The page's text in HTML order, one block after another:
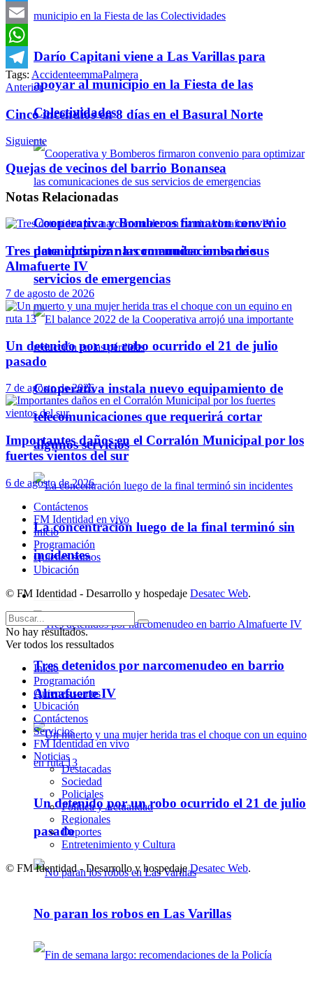
Darío Capitani viene a Las Varillas para
apoyar al municipio en la Fiesta de las
Colectividades
Cooperativa y Bomberos firmaron convenio
para optimizar las comunicaciones de sus
servicios de emergencias
Cooperativa instala nuevo equipamiento de
telecomunicaciones que requerirá cortar
algunos servicios
La concentración luego de la final terminó sin
incidentes
Policiales
Tres detenidos por narcomenudeo en barrio
Almafuerte IV
Un detenido por un robo ocurrido el 21 de julio
pasado
No paran los robos en Las Varillas
Twitter
Email
WhatsApp
Telegram
Tags: AccidenteemmaPalmera
Anterior
Cinco incendios en 8 días en el Basural Norte
Siguiente
Quejas de vecinos del barrio Bonansea
Notas Relacionadas
Tres detenidos por narcomenudeo en barrio
Almafuerte IV
7 de agosto de 2026
Un detenido por un robo ocurrido el 21 de julio
pasado
7 de agosto de 2026
Importantes daños en el Corralón Municipal por los
fuertes vientos del sur
6 de agosto de 2026
Contáctenos
FM Identidad en vivo
Inicio
Programación
Quienes somos
Ubicación
© FM Identidad - Desarrollo y hospedaje Desatec Web.
No hay resultados.
Ver todos los ressultados
Inicio
Programación
Quienes somos
Ubicación
Contáctenos
Servicios
FM Identidad en vivo
Noticias
Destacadas
Sociedad
Policiales
Política y Actualidad
Regionales
Deportes
Entretenimiento y Cultura
© FM Identidad - Desarrollo y hospedajeDesatec Web.